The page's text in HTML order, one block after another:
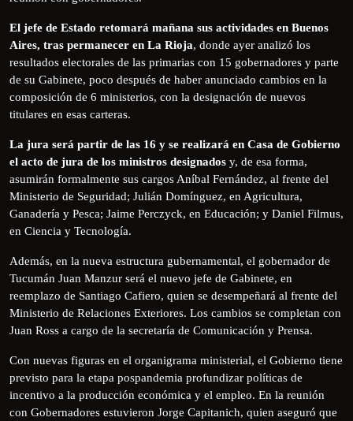
El jefe de Estado retomará mañana sus actividades en Buenos
Aires, tras permanecer en La Rioja, donde ayer analizó los
resultados electorales de las primarias con 15 gobernadores y parte
de su Gabinete, poco después de haber anunciado cambios en la
composición de 6 ministerios, con la designación de nuevos
titulares en esas carteras.
La jura será partir de las 16 y se realizará en Casa de Gobierno
el acto de jura de los ministros designados y, de esa forma,
asumirán formalmente sus cargos Aníbal Fernández, al frente del
Ministerio de Seguridad; Julián Domínguez, en Agricultura,
Ganadería y Pesca; Jaime Perczyck, en Educación; y Daniel Filmus,
en Ciencia y Tecnología.
Además, en la nueva estructura gubernamental, el gobernador de
Tucumán Juan Manzur será el nuevo jefe de Gabinete, en
reemplazo de Santiago Cafiero, quien se desempeñará al frente del
Ministerio de Relaciones Exteriores. Los cambios se completan con
Juan Ross a cargo de la secretaría de Comunicación y Prensa.
Con nuevas figuras en el organigrama ministerial, el Gobierno tiene
previsto para la etapa pospandemia profundizar políticas de
incentivo a la producción económica y el empleo. En la reunión
con Gobernadores estuvieron Jorge Capitanich, quien aseguró que